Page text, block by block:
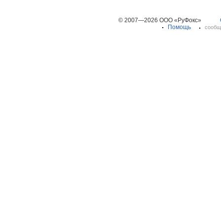
© 2007—2026 ООО «РуФокс»
Помощь